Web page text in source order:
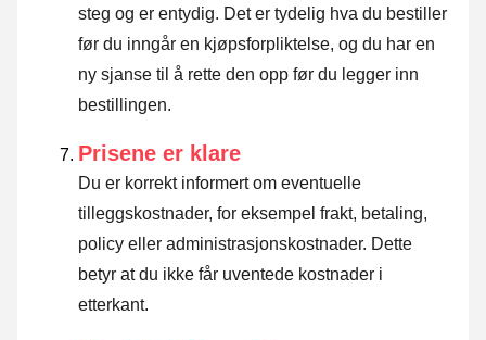
steg og er entydig. Det er tydelig hva du bestiller
før du inngår en kjøpsforpliktelse, og du har en
ny sjanse til å rette den opp før du legger inn
bestillingen.
Prisene er klare
Du er korrekt informert om eventuelle
tilleggskostnader, for eksempel frakt, betaling,
policy eller administrasjonskostnader. Dette
betyr at du ikke får uventede kostnader i
etterkant.